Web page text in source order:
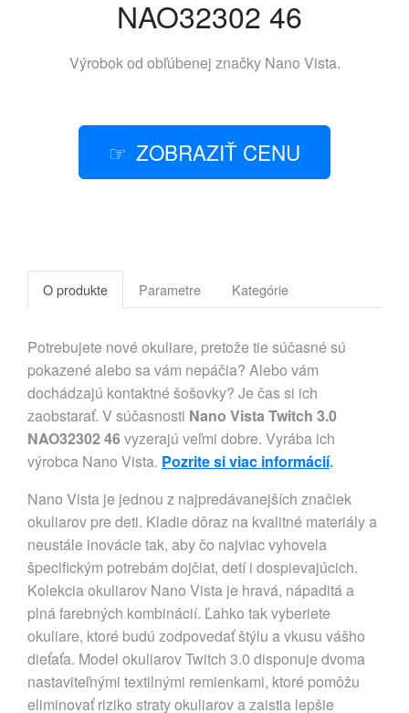
NAO32302 46
Výrobok od obľúbenej značky Nano Vista.
ZOBRAZIŤ CENU
O produkte Parametre Kategórie
Potrebujete nové okuliare, pretože tie súčasné sú
pokazené alebo sa vám nepáčia? Alebo vám
dochádzajú kontaktné šošovky? Je čas si ich
zaobstarať. V súčasnosti Nano Vista Twitch 3.0
NAO32302 46vyzerajú veľmi dobre. Vyrába ich
výrobca Nano Vista. Pozrite si viac informácií.
Nano Vista je jednou z najpredávanejších značiek
okuliarov pre deti. Kladie dôraz na kvalitné materiály a
neustále inovácie tak, aby čo najviac vyhovela
špecifickým potrebám dojčiat, detí i dospievajúcich.
Kolekcia okuliarov Nano Vista je hravá, nápaditá a
plná farebných kombinácií. Ľahko tak vyberiete
okuliare, ktoré budú zodpovedať štýlu a vkusu vášho
dieťaťa. Model okuliarov Twitch 3.0 disponuje dvoma
nastaviteľnými textilnými remienkami, ktoré pomôžu
eliminovať riziko straty okuliarov a zaistia lepšie